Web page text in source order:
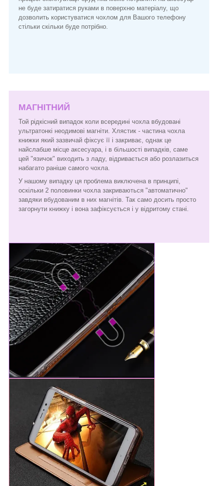
не буде затиратися руками в поверхню матеріалу, що
дозволить користуватися чохлом для Вашого телефону
стільки скільки буде потрібно.
МАГНІТНИЙ
Той рідкісний випадок коли всередині чохла вбудовані
ультратонкі неодимові магніти. Хлястик - частина чохла
книжки який зазвичай фіксує її і закриває, однак це
найслабше місце аксесуара, і в більшості випадків, саме
цей "язичок" виходить з ладу, відривається або розлазиться
набагато раніше самого чохла.
У нашому випадку ця проблема виключена в принципі,
оскільки 2 половинки чохла закриваються "автоматично"
завдяки вбудованим в них магнітів. Так само досить просто
загорнути книжку і вона зафіксується і у відритому стані.